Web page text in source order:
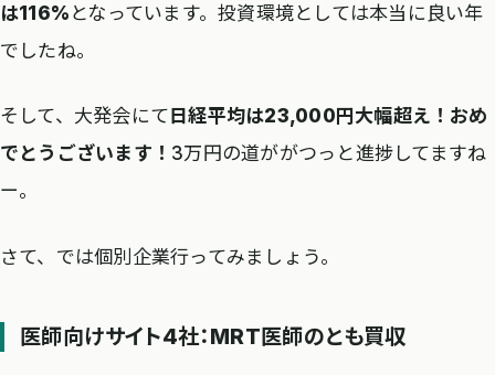
は116% となっています。投資環境としては本当に良い年
でしたね。
そして、大発会にて 日経平均は23,000円大幅超え！おめ
でとうございます！ 3万円の道ががつっと進捗してますね
ー。
さて、では個別企業行ってみましょう。
医師向けサイト4社：MRT医師のとも買収